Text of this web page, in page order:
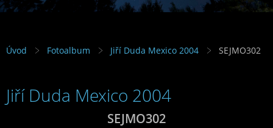
Úvod Fotoalbum Jiří Duda Mexico 2004 SEJMO302
Jiří Duda Mexico 2004
SEJMO302